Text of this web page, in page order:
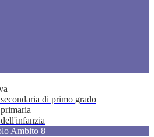
di primo grado
Ambito 8